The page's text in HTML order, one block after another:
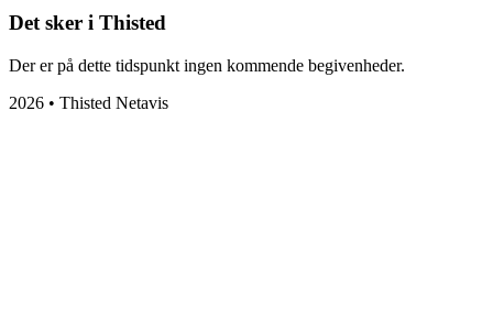
Det sker i Thisted
Der er på dette tidspunkt ingen kommende begivenheder.
2026 • Thisted Netavis